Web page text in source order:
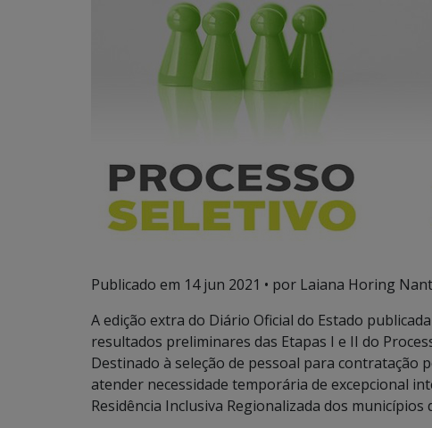
Publicado em 14 jun 2021 • por Laiana Horing
A edição extra do Diário Oficial do Estado
resultados preliminares das Etapas I e II do
Destinado à seleção de pessoal para contratação
atender necessidade temporária de excepcional
Residência Inclusiva Regionalizada dos